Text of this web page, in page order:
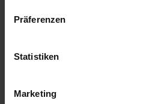
Präferenzen
Statistiken
Marketing
Unterstützung bei der internen
Mitarbeit an Entwicklungs- und